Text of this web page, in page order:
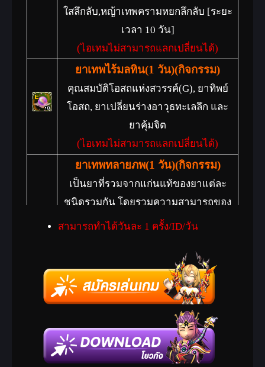
ใสลึกลับ,หญ้าเทพครามหยกลึกลับ [ระยะ
เวลา 10 วัน]
(ไอเทมไม่สามารถแลกเปลี่ยนได้)
ยาเทพไร้มลทิน(1 วัน)(กิจกรรม)
คุณสมบัติโอสถแห่งสวรรค์(G), ยาทิพย์
โอสถ, ยาเปลี่ยนร่างอาวุธทะเลลึก และ
ยาคุ้มจิต
(ไอเทมไม่สามารถแลกเปลี่ยนได้)
ยาเทพทลายภพ(1 วัน)(กิจกรรม)
เป็นยาที่รวมจากแก่นแท้ของยาแต่ละ
ชนิดรวมกัน โดยรวมความสามารถของ
ยาโอสถแห่งสวรรค์(G),ยาทิพย์โอสถ,ยา
ใสลึกลับ,หญ้าเทพครามหยกลึกลับ [ระยะ
เวลา 1 วัน]
(ไอเทมไม่สามารถแลกเปลี่ยนได้)
ยารักษาบาดเจ็บ(พิเศษ)(E)
ในทุกๆครั้งที่ใช้ จะช่วยฟื้นฟูพลังชีวิตให้
เต็ม
สามารถทำได้วันละ 1 ครั้ง/ID/วัน